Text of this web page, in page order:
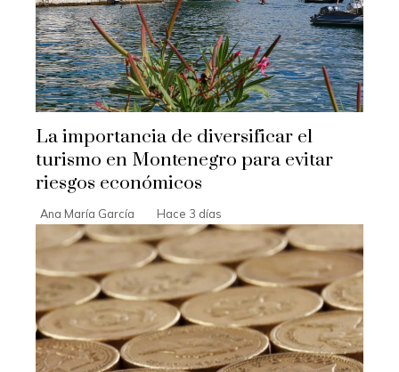
La importancia de diversificar el
turismo en Montenegro para evitar
riesgos económicos
Ana María García Hace 3 días